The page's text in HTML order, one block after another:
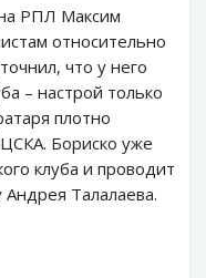
РПЛ Максим
относительно
что у него
– настрой только
плотно
Бориско уже
клуба и проводит
Талалаева.